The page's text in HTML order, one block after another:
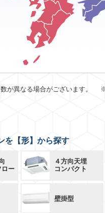
が異なる場合がございます。
を【形】から探す
ロー
４方向天埋
コンパクト
壁掛型